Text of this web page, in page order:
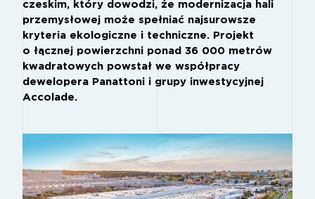
czeskim, który dowodzi, że modernizacja hali
przemysłowej może spełniać najsurowsze
kryteria ekologiczne i techniczne. Projekt
o łącznej powierzchni ponad 36 000 metrów
kwadratowych powstał we współpracy
dewelopera Panattoni i grupy inwestycyjnej
Accolade.